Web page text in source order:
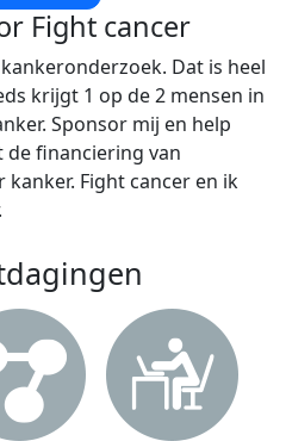
Fight cancer
Dat is heel
krijgt 1 op de 2 mensen in
Sponsor mij en help
de financiering van
Fight cancer en ik